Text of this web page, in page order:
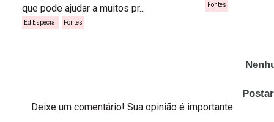
que pode ajudar a muitos pr...
Ed Especial Fontes
Fontes
Deixe um comentário! Sua opinião é importante.